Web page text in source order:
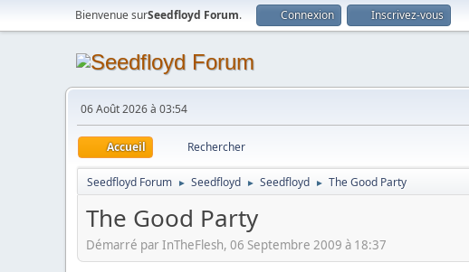
Bienvenue surSeedfloyd Forum. Connexion Inscrivez-vous
06 Août 2026 à 03:54
Accueil Rechercher
Seedfloyd Forum ► Seedfloyd ► Seedfloyd ► The Good Party
The Good Party
Démarré par InTheFlesh, 06 Septembre 2009 à 18:37